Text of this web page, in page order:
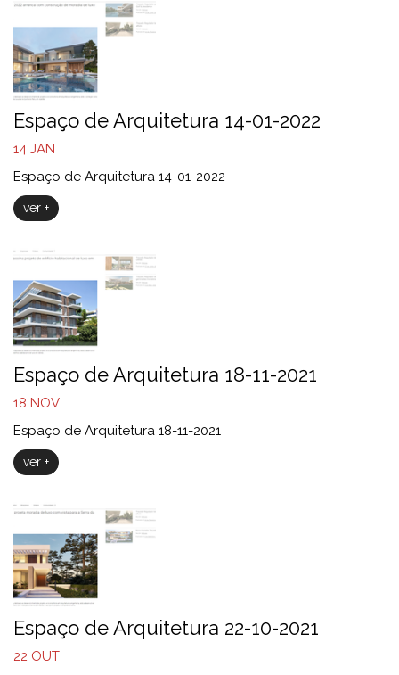
Espaço de Arquitetura 14-01-2022
14 JAN
Espaço de Arquitetura 14-01-2022
ver +
Espaço de Arquitetura 18-11-2021
18 NOV
Espaço de Arquitetura 18-11-2021
ver +
Espaço de Arquitetura 22-10-2021
22 OUT